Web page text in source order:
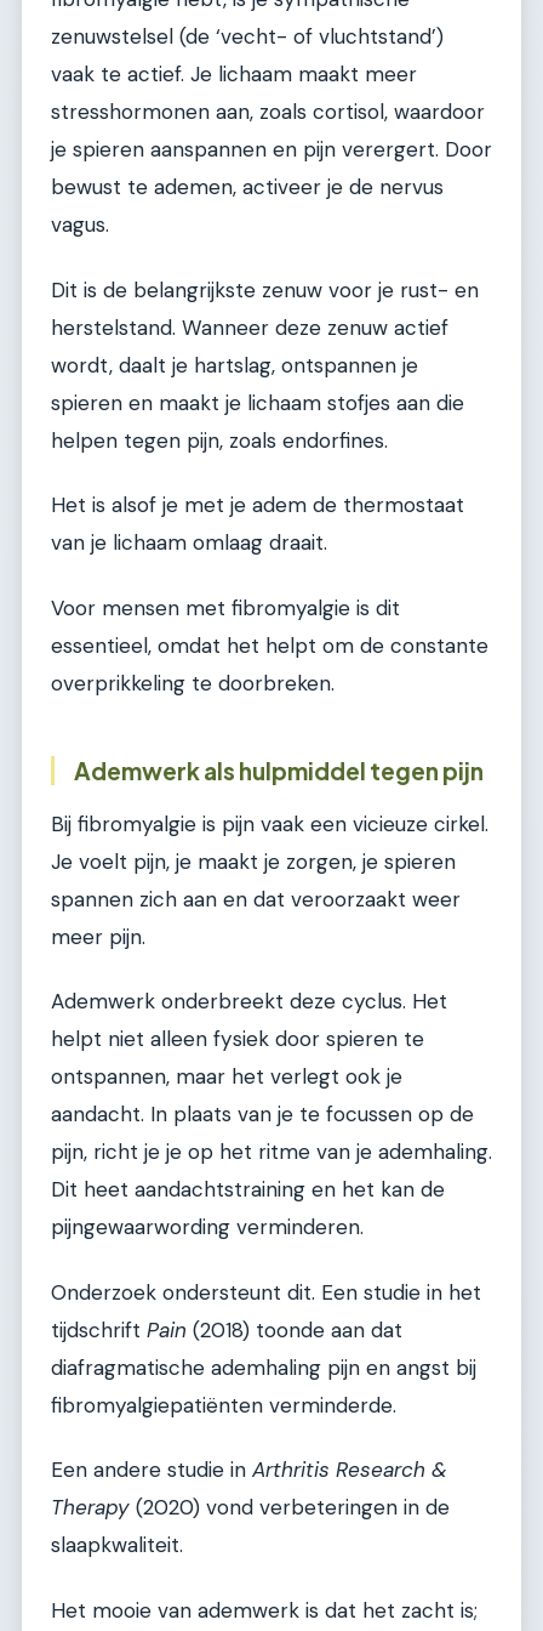
zenuwstelsel (de ‘vecht- of vluchtstand’)
vaak te actief. Je lichaam maakt meer
stresshormonen aan, zoals cortisol, waardoor
je spieren aanspannen en pijn verergert. Door
bewust te ademen, activeer je de nervus
vagus.
Dit is de belangrijkste zenuw voor je rust- en
herstelstand. Wanneer deze zenuw actief
wordt, daalt je hartslag, ontspannen je
spieren en maakt je lichaam stofjes aan die
helpen tegen pijn, zoals endorfines.
Het is alsof je met je adem de thermostaat
van je lichaam omlaag draait.
Voor mensen met fibromyalgie is dit
essentieel, omdat het helpt om de constante
overprikkeling te doorbreken.
Ademwerk als hulpmiddel tegen pijn
Bij fibromyalgie is pijn vaak een vicieuze cirkel.
Je voelt pijn, je maakt je zorgen, je spieren
spannen zich aan en dat veroorzaakt weer
meer pijn.
Ademwerk onderbreekt deze cyclus. Het
helpt niet alleen fysiek door spieren te
ontspannen, maar het verlegt ook je
aandacht. In plaats van je te focussen op de
pijn, richt je je op het ritme van je ademhaling.
Dit heet aandachtstraining en het kan de
pijngewaarwording verminderen.
Onderzoek ondersteunt dit. Een studie in het
tijdschrift Pain (2018) toonde aan dat
diafragmatische ademhaling pijn en angst bij
fibromyalgiepatiënten verminderde.
Een andere studie in Arthritis Research &
Therapy (2020) vond verbeteringen in de
slaapkwaliteit.
Het mooie van ademwerk is dat het zacht is;